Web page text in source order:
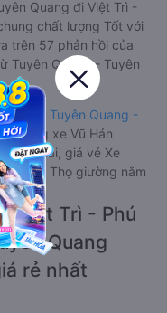
Quang đi Việt Trì -
chất lượng Tốt với
trên 57 phản hồi của
Tuyên Quang - Tuyên
Thọ từ Tuyên Quang -
hãng xe Vũ Hán
mãi, giá vé Xe
- Phú Thọ giường nằm
Việt Trì - Phú
Quang
rẻ nhất